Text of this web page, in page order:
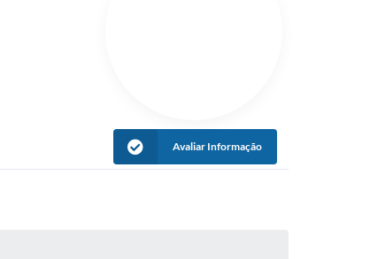
Avaliar Informação